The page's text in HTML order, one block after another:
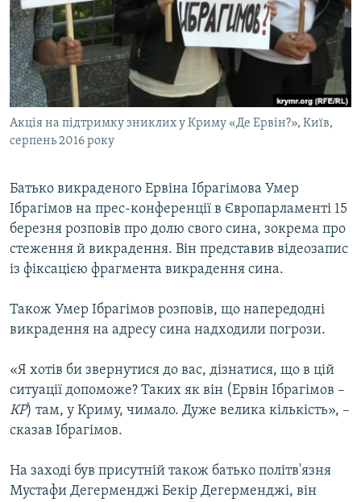
ВІДЕОУРОКИ «ELIFBE»
СВІДЧЕННЯ ОКУПАЦІЇ
УКРАЇНСЬКА ПРОБЛЕМА КРИМУ
ІНФОГРАФІКА
Русский
Qırımtatar
ДОЛУЧАЙСЯ!
Акція на підтримку зниклих у Криму «Де Ервін?», Київ,
серпень 2016 року
Батько викраденого Ервіна Ібрагімова Умер
Ібрагімов на прес-конференції в Європарламенті 15
березня розповів про долю свого сина, зокрема про
стеження й викрадення. Він представив відеозапис
із фіксацією фрагмента викрадення сина.
Також Умер Ібрагімов розповів, що напередодні
викрадення на адресу сина надходили погрози.
«Я хотів би звернутися до вас, дізнатися, що в цій
ситуації допоможе? Таких як він (Ервін Ібрагімов –
КР) там, у Криму, чимало. Дуже велика кількість», –
сказав Ібрагімов.
На заході був присутній також батько політв'язня
Мустафи Дегерменджі Бекір Дегерменджі, він